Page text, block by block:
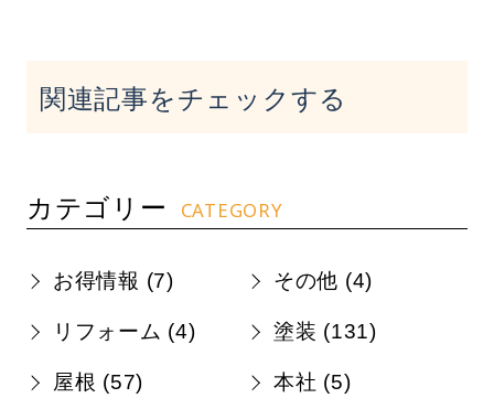
関連記事をチェックする
カテゴリー CATEGORY
お得情報 (7) その他 (4)
リフォーム (4) 塗装 (131)
屋根 (57) 本社 (5)